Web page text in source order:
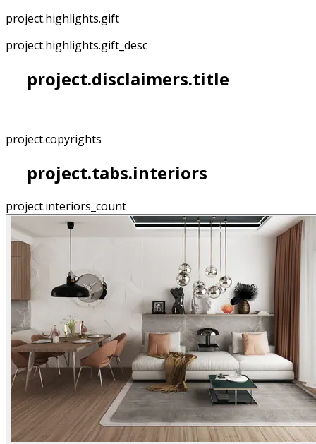
project.highlights.gift
project.highlights.gift_desc
project.disclaimers.title
project.copyrights
project.tabs.interiors
project.interiors_count